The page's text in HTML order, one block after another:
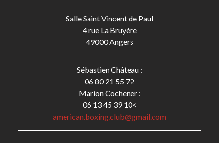
Salle Saint Vincent de Paul
4 rue La Bruyère
49000 Angers
Sébastien Château :
06 80 21 55 72
Marion Cochener :
06 13 45 39 10<
american.boxing.club@gmail.com